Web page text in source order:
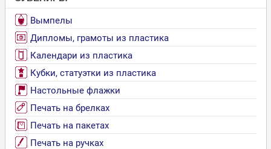
Вымпелы
Дипломы, грамоты из пластика
Календари из пластика
Кубки, статуэтки из пластика
Настольные флажки
Печать на брелках
Печать на пакетах
Печать на ручках